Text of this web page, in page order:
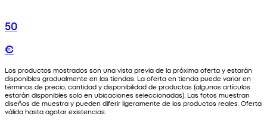
50
€
Los productos mostrados son una vista previa de la próxima oferta y estarán
disponibles gradualmente en las tiendas. La oferta en tienda puede variar en
términos de precio, cantidad y disponibilidad de productos (algunos artículos
estarán disponibles solo en ubicaciones seleccionadas). Las fotos muestran
diseños de muestra y pueden diferir ligeramente de los productos reales. Oferta
válida hasta agotar existencias.